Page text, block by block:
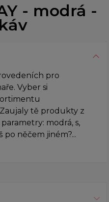
- modrá -
pro
Vyber si
tě produkty z
modrá, s,
něčem jiném?...